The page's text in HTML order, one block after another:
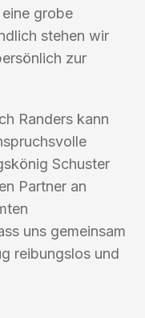
grobe
stehen wir
zur
Randers kann
Schuster
Partner an
uns gemeinsam
reibungslos und